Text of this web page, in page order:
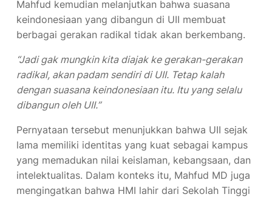
keindonesiaan yang dibangun di UII membuat
berbagai gerakan radikal tidak akan berkembang.
radikal, akan padam sendiri di UII. Tetap kalah
dengan suasana keindonesiaan itu. Itu yang selalu
dibangun oleh UII.”
lama memiliki identitas yang kuat sebagai kampus
yang memadukan nilai keislaman, kebangsaan, dan
intelektualitas. Dalam konteks itu, Mahfud MD juga
mengingatkan bahwa HMI lahir dari Sekolah Tinggi
Islam melalui Lafran Pane. Fakta sejarah ini